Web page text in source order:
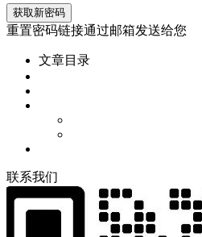
重置密码链接通过邮箱发送给您
文章目录
联系我们